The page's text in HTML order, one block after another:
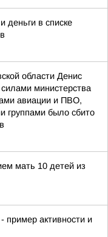
деньги в списке
области Денис
министерства
авиации и ПВО,
группами было сбито
мать 10 детей из
активности и